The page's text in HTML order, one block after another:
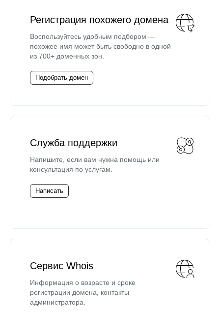
Регистрация похожего домена
Воспользуйтесь удобным подбором —
похожее имя может быть свободно в одной
из 700+ доменных зон.
Подобрать домен
Служба поддержки
Напишите, если вам нужна помощь или
консультация по услугам.
Написать
Сервис Whois
Информация о возрасте и сроке
регистрации домена, контакты
администратора.